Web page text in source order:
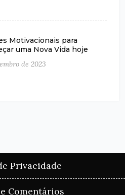
Motivacionais para
uma Nova Vida hoje
de 2023
Privacidade
Comentários